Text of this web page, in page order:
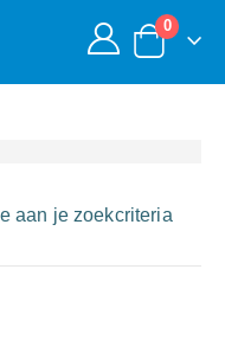
0
aan je zoekcriteria